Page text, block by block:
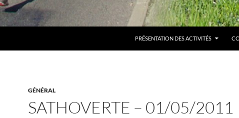
PRÉSENTATION DES ACTIVITÉS
GÉNÉRAL
SATHOVERTE – 01/05/2011